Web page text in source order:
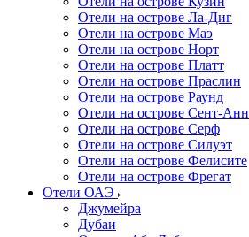
Отели на острове Ла-Диг
Отели на острове Маэ
Отели на острове Норт
Отели на острове Платт
Отели на острове Праслин
Отели на острове Раунд
Отели на острове Сент-Анн
Отели на острове Серф
Отели на острове Силуэт
Отели на острове Фелисите
Отели на острове Фрегат
Отели ОАЭ
Джумейра
Дубаи